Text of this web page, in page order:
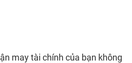
may tài chính của bạn không